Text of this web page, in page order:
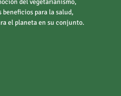
del vegetarianismo,
beneficios para la salud,
el planeta en su conjunto.